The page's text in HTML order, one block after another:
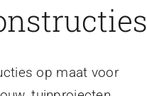
op maat voor